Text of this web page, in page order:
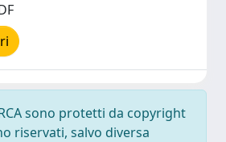
sono protetti da copyright
riservati, salvo diversa